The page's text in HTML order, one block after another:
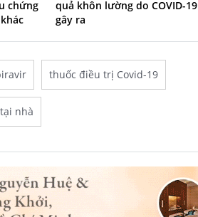
chứng
quả khôn lường do COVID-19
gây ra
thuốc điều trị Covid-19
nhà